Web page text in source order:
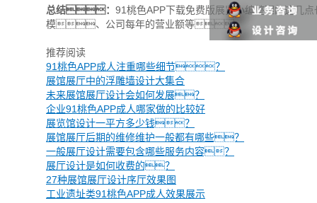
总结： 91桃色APP下载免费版展览小编整理的这
模、公司每年的营业额等。
推荐阅读
91桃色APP成人注重哪些细节？
展馆展厅中的浮雕墙设计大集合
未来展馆展厅设计会如何发展？
企业91桃色APP成人哪家做的比较好
展览馆设计一平方多少钱？
展馆展厅后期的维修维护一般都有哪些？
一般展厅设计需要包含哪些服务内容？
展厅设计是如何收费的？
27种展馆展厅设计序厅效果图
工业遗址类91桃色APP成人效果展示